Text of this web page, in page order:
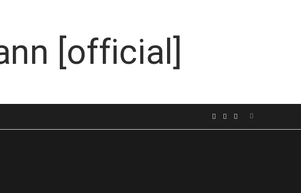
F I L